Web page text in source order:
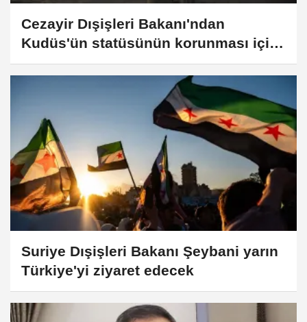
Cezayir Dışişleri Bakanı'ndan
Kudüs'ün statüsünün korunması için
ortak hareket çağrısı
Suriye Dışişleri Bakanı Şeybani yarın
Türkiye'yi ziyaret edecek